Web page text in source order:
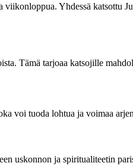
Yhdessä
Tämä tarjoaa katsojille
voi tuoda lohtua ja voimaa
uskonnon ja spiritualiteetin